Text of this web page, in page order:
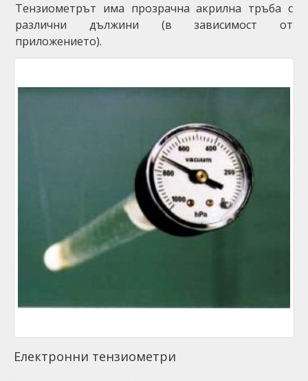
Тензиометрът има прозрачна акрилна тръба с
различни дължини (в зависимост от
приложението).
Електронни тензиометри